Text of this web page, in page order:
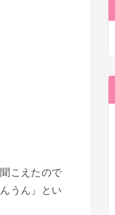
こえたので
うん」とい